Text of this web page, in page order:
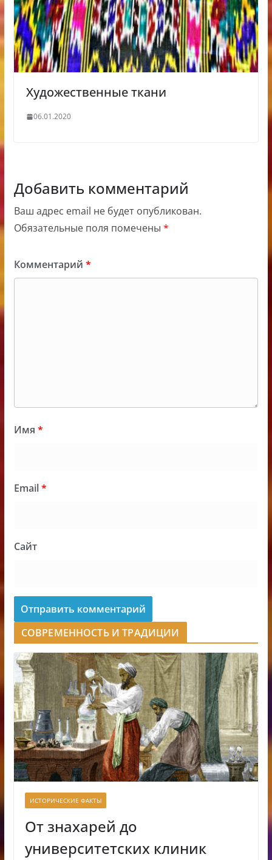
Художественные ткани
06.01.2020
Добавить комментарий
Ваш адрес email не будет опубликован.
Обязательные поля помечены *
Комментарий *
Имя *
Email*
Сайт
СОВРЕМЕННОСТЬ И ТРАДИЦИИ
ИСТОРИЧЕСКИЕ ФАКТЫ
От знахарей до
университетских клиник